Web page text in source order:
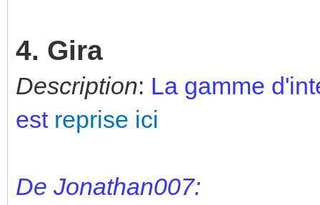
4. Gira
Description: La gamme
est reprise ici
De Jonathan007: